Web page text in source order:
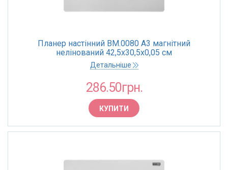
Планер настінний BM.0080 А3 магнітний
нелінований 42,5х30,5х0,05 см
Детальніше
286.50грн.
КУПИТИ